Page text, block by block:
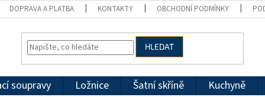
DOPRAVA A PLATBA KONTAKTY OBCHODNÍ PODMÍNKY
HLEDAT
soupravy Ložnice Šatní skříně Kuchyně